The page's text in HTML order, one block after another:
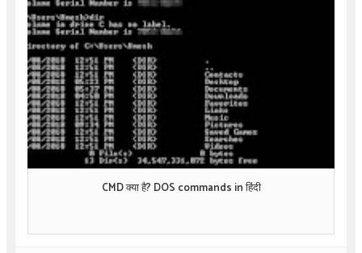
CMD क्या है? DOS commands in हिंदी